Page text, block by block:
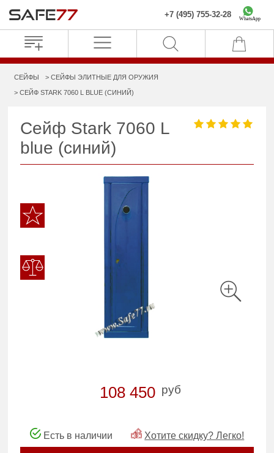
+7 (495) 755-32-28 WhatsApp
СЕЙФЫ СЕЙФЫ ЭЛИТНЫЕ ДЛЯ ОРУЖИЯ
СЕЙФ STARK 7060 L BLUE (СИНИЙ)
Сейф Stark 7060 L
blue (синий)
108 450 руб
Есть в наличии Хотите скидку? Легко!